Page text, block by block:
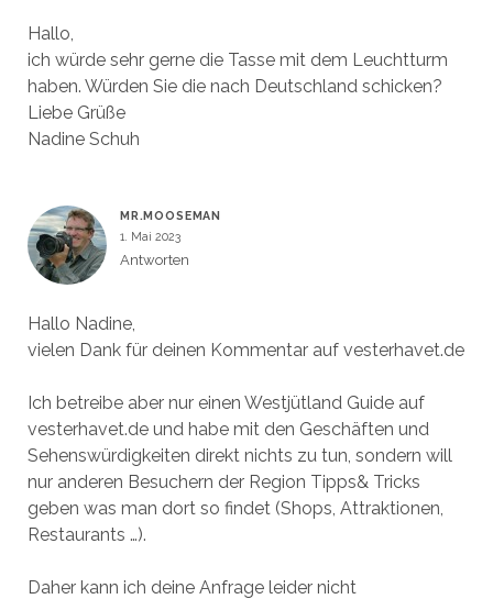
Hallo,
ich würde sehr gerne die Tasse mit dem Leuchtturm
haben. Würden Sie die nach Deutschland schicken?
Liebe Grüße
Nadine Schuh
MR.MOOSEMAN
1. Mai 2023
Antworten
Hallo Nadine,
vielen Dank für deinen Kommentar auf vesterhavet.de
Ich betreibe aber nur einen Westjütland Guide auf
vesterhavet.de und habe mit den Geschäften und
Sehenswürdigkeiten direkt nichts zu tun, sondern will
nur anderen Besuchern der Region Tipps& Tricks
geben was man dort so findet (Shops, Attraktionen,
Restaurants …).
Daher kann ich deine Anfrage leider nicht